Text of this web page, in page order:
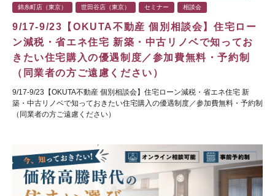
錦糸町店（東京） 世田谷店（東京） セミナー 相談会
9/17-9/23【OKUTA不動産 個別相談会】住宅ロー
ン減税・省エネ住宅 新築・中古リノベで知ってお
きたい住宅購入の優遇制度／参加費無料・予約制
（同業者の方ご遠慮ください）
9/17-9/23【OKUTA不動産 個別相談会】住宅ローン減税・省エネ住宅 新
築・中古リノベで知っておきたい住宅購入の優遇制度／参加費無料・予約制
（同業者の方ご遠慮ください）